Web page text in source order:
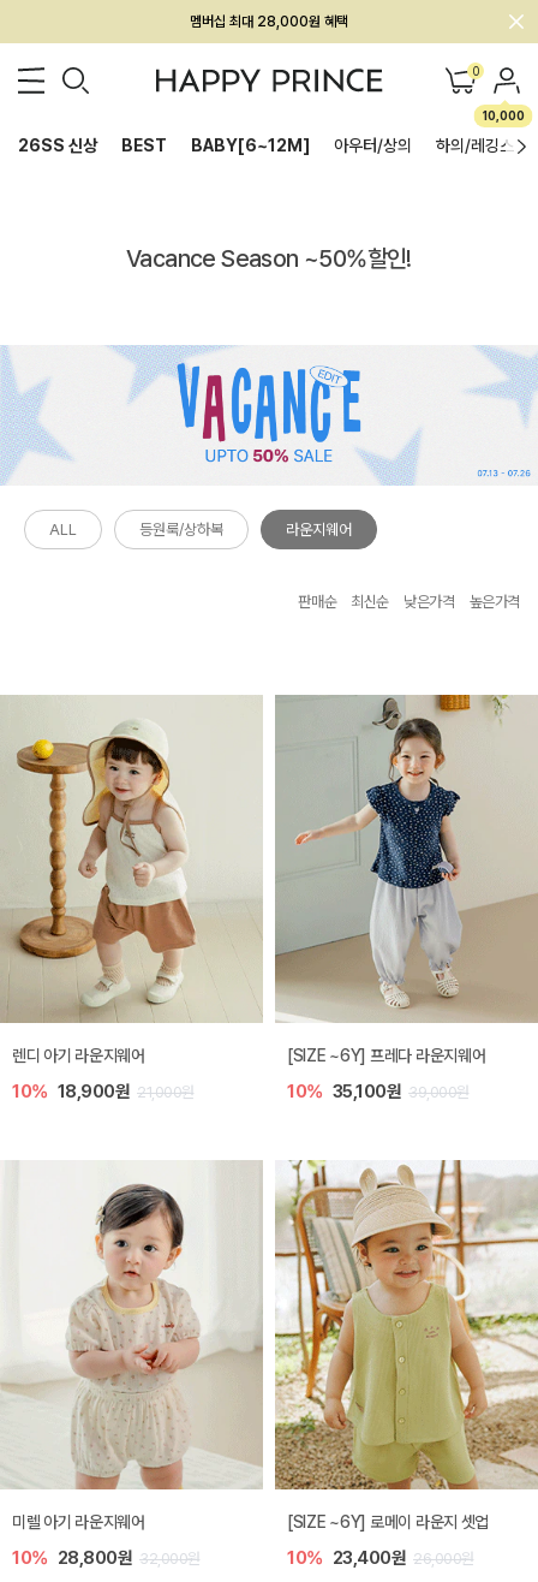
회원전용 아울렛, 가입하면 ~60% 할인!
멤버십 최대 28,000원 혜택
0
10,000
26SS 신상 BEST BABY[6~12M] 아우터/상의 하의/레깅스
Vacance Season ~50%할인!
ALL 등원룩/상하복 라운지웨어
판매순 최신순 낮은가격 높은가격
렌디 아기 라운지웨어
10% 18,900원 21,000원
[SIZE ~6Y] 프레다 라운지웨어
10% 35,100원 39,000원
미렐 아기 라운지웨어
10% 28,800원 32,000원
[SIZE ~6Y] 로메이 라운지 셋업
10% 23,400원 26,000원